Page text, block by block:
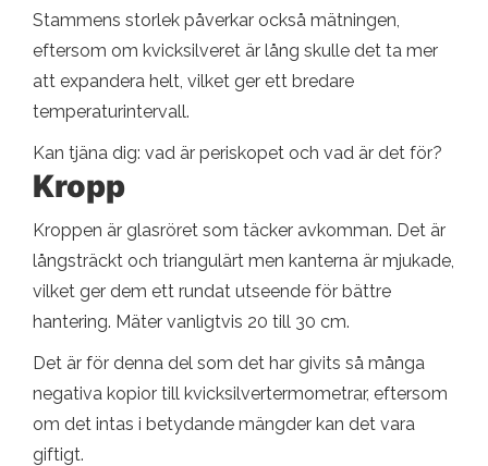
Stammens storlek påverkar också mätningen,
eftersom om kvicksilveret är lång skulle det ta mer
att expandera helt, vilket ger ett bredare
temperaturintervall.
Kan tjäna dig: vad är periskopet och vad är det för?
Kropp
Kroppen är glasröret som täcker avkomman. Det är
långsträckt och triangulärt men kanterna är mjukade,
vilket ger dem ett rundat utseende för bättre
hantering. Mäter vanligtvis 20 till 30 cm.
Det är för denna del som det har givits så många
negativa kopior till kvicksilvertermometrar, eftersom
om det intas i betydande mängder kan det vara
giftigt.